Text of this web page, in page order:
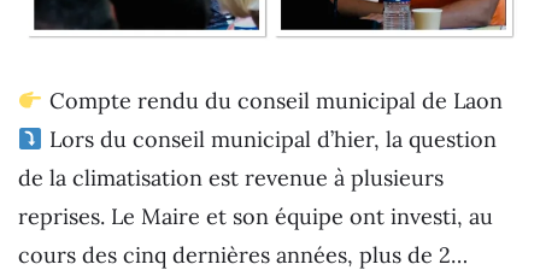
Compte rendu du conseil municipal de Laon
Lors du conseil municipal d’hier, la question
de la climatisation est revenue à plusieurs
reprises. Le Maire et son équipe ont investi, au
cours des cinq dernières années, plus de 2…